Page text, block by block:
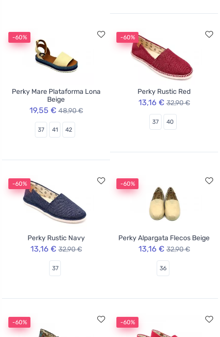
-60%
Perky Mare Plataforma Lona
Beige
19,55 € 48,90 €
37 41 42
-60%
Perky Rustic Red
13,16 € 32,90 €
37 40
-60%
Perky Rustic Navy
13,16 € 32,90 €
37
-60%
Perky Alpargata Flecos Beige
13,16 € 32,90 €
36
-60% -60%